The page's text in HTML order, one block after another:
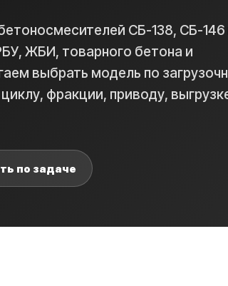
СБ-138, СБ-146
ЖБИ, товарного бетона и
выбрать модель по
фракции, приводу,
по задаче